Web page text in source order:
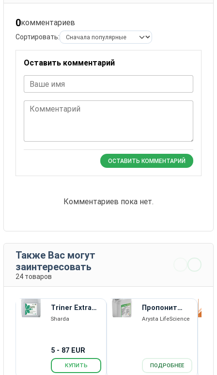
0комментариев
Сортировать:
Оставить комментарий
Ваше имя
Комментарий
ОСТАВИТЬ КОММЕНТАРИЙ
Комментариев пока нет.
Также Вас могут
заинтересовать
24 товаров
Triner Extra
WG
Sharda
5 - 87 EUR
КУПИТЬ
Пропонит
Дуо, КЕ,
Arysta LifeScience
ПОДРОБНЕЕ